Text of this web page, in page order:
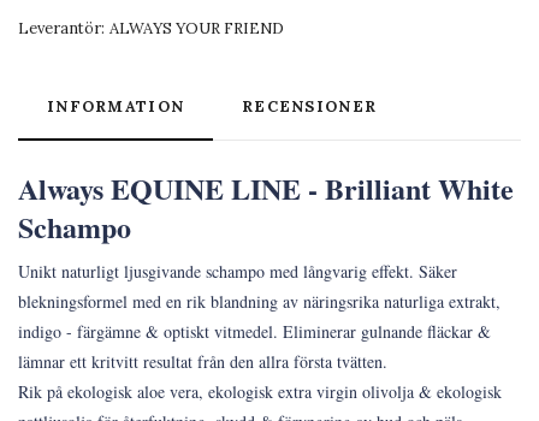
Leverantör: ALWAYS YOUR FRIEND
INFORMATION RECENSIONER
Always EQUINE LINE - Brilliant White
Schampo
Unikt naturligt ljusgivande schampo med långvarig effekt. Säker
blekningsformel med en rik blandning av näringsrika naturliga extrakt,
indigo - färgämne & optiskt vitmedel. Eliminerar gulnande fläckar &
lämnar ett kritvitt resultat från den allra första tvätten.
Rik på ekologisk aloe vera, ekologisk extra virgin olivolja & ekologisk